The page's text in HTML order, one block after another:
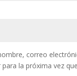
correo
la próxima vez